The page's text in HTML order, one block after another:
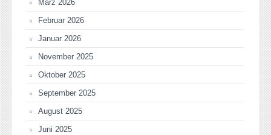
März 2026
Februar 2026
Januar 2026
November 2025
Oktober 2025
September 2025
August 2025
Juni 2025